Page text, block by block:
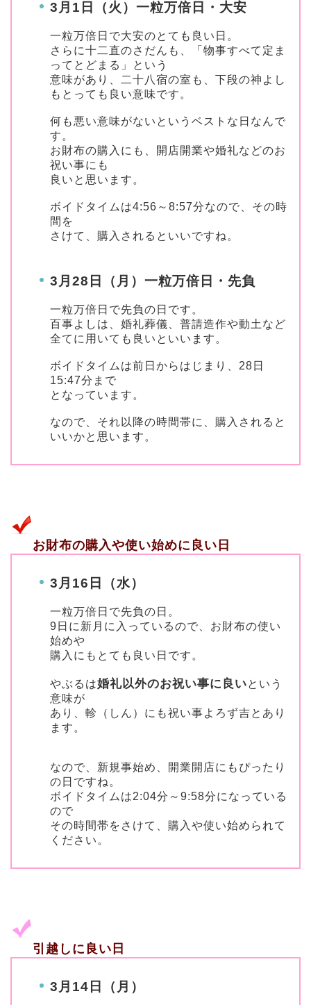
3月1日（火）一粒万倍日・大安
一粒万倍日で大安のとても良い日。
さらに十二直のさだんも、
「物事すべて定ま
ってとどまる」
という
意味があり、二十八宿の室も、下段の神よし
もとっても良い意味です。
何も悪い意味がないというベストな日なんで
す。
お財布の購入にも、開店開業や婚礼などのお
祝い事にも
良いと思います。
ボイドタイムは4:56～8:57分なので、その時
間を
さけて、購入されるといいですね。
3月28日（月）一粒万倍日・先負
一粒万倍日で先負の日です。
百事よしは、婚礼葬儀、普請造作や動土など
全てに用いても良いといいます。
ボイドタイムは前日からはじまり、28日
15:47分まで
となっています。
なので、それ以降の時間帯に、購入されると
いいかと思います。
お財布の購入や使い始めに良い日
3月16日（水）
一粒万倍日で先負の日。
9日に新月に入っているので、お財布の使い
始めや
購入にもとても良い日です。
やぶるは婚礼以外のお祝い事に良いという
意味が
あり、軫（しん）にも祝い事よろず吉とあり
ます。
なので、新規事始め、開業開店にもぴったり
の日ですね。
ボイドタイムは2:04分～9:58分になっている
ので
その時間帯をさけて、購入や使い始められて
ください。
引越しに良い日
3月14日（月）